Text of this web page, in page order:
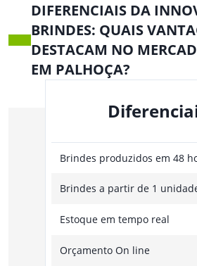
DIFERENCIAIS DA
BRINDES: QUAIS
DESTACAM NO
EM PALHOÇA?
Brindes produzidos em 48
Brindes a partir de 1
Estoque em tempo real
Orçamento On line